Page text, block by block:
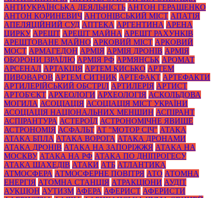
АНТИУКРАЇНСЬКА ДЕЯЛЬНІСТЬ АНТОН ГЕРАЩЕНКО
АНТОН КОРИНЕВИЧ АНТОНІВСЬКИЙ МІСТ АПАТІЯ
АПЕЛЯЦІЙНИЙ СУД АПТЕКА АРГЕНТИНА АРЕНА
ЦИРКУ АРЕШТ АРЕШТ МАЙНА АРЕШТ РАХУНКІВ
АРЕШТОВАНЕ МАЙНО АРКОВИЙ МІСТ АРКОВИЙ
МОСТ АРМАГЕДОН АРМІЯ АРМІЯ ДРОНІВ АРМІЯ
ОБОРОНИ ІЗРАЇЛЮ АРМІЯ РФ АРМЯНСЬК АРОМАТ
АРСЕНАЛ АРТАКЦІЯ АРТЕМ КИСЬКО АРТЕМ
ПИВОВАРОВ АРТЕМ СИТНИК АРТЕФАКТ АРТЕФАКТИ
АРТИЛЕРІЙСЬКИЙ ОБСТРІЛ АРТИЛЕРІЯ АРТИСТ
АРТОБ'ЄКТ АРХЕОЛОГИ АРХЕОЛОГІЯ АСКОЛЬДОВА
МОГИЛА АСОЦІАЦІЯ АСОЦІАЦІЯ МІСТ УКРАЇНИ
АСОЦІАЦІЯ НАЦІОНАЛЬНИХ МЕНШИН АСПІРАНТ
АСПІРАНТУРА АСТЕРОЇД АСТРОНОМІЧНЕ ЯВИЩЕ
АСТРОНОМІЯ АСФАЛЬТ АТ "МОТОР СІЧ" АТАКА
АТАКА БПЛА АТАКА ВОРОГА АТАКА ДРОНАМИ
АТАКА ДРОНІВ АТАКА НА ЗАПОРІЖЖЯ АТАКА НА
МОСКВУ АТАКА НА РФ АТАКА ПО ДНІПРОГЕСУ
АТАКА ШАХЕДІВ АТАКИ АТБ АТЛАНТИКА
АТМОСФЕРА АТМОСФЕРНЕ ПОВІТРЯ АТО АТОМНА
ЕНЕРГІЯ АТОМНА СТАНЦІЯ АТРАКЦІОНИ АУДІТ
АУКЦІОН АУТИЗМ АФЕРА АФЕРИСТ АФЕРИСТИ